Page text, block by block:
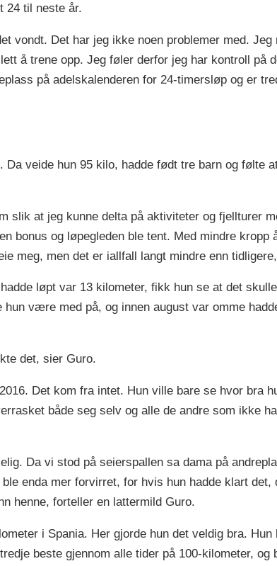
24 til neste år.
vondt. Det har jeg ikke noen problemer med. Jeg
å trene opp. Jeg føler derfor jeg har kontroll på
på adelskalenderen for 24-timersløp og er
veide hun 95 kilo, hadde født tre barn og følte
slik at jeg kunne delta på aktiviteter og fjellturer
bonus og løpegleden ble tent. Med mindre kropp
meg, men det er iallfall langt mindre enn
løpt var 13 kilometer, fikk hun se at det skulle
være med på, og innen august var omme
det, sier Guro.
Det kom fra intet. Hun ville bare se hvor bra
både seg selv og alle de andre som ikke
Da vi stod på seierspallen sa dama på
enda mer forvirret, for hvis hun hadde klart det,
henne, forteller en lattermild Guro.
i Spania. Her gjorde hun det veldig bra. Hun
beste gjennom alle tider på 100-kilometer, og